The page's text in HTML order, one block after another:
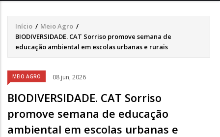
shows nacionais
Trilha
de
Início / Meio Agro /
BIODIVERSIDADE. CAT Sorriso promove semana de
educação ambiental em escolas urbanas e rurais
MEIO AGRO 08 jun, 2026
BIODIVERSIDADE. CAT Sorriso
promove semana de educação
ambiental em escolas urbanas e
Áudio